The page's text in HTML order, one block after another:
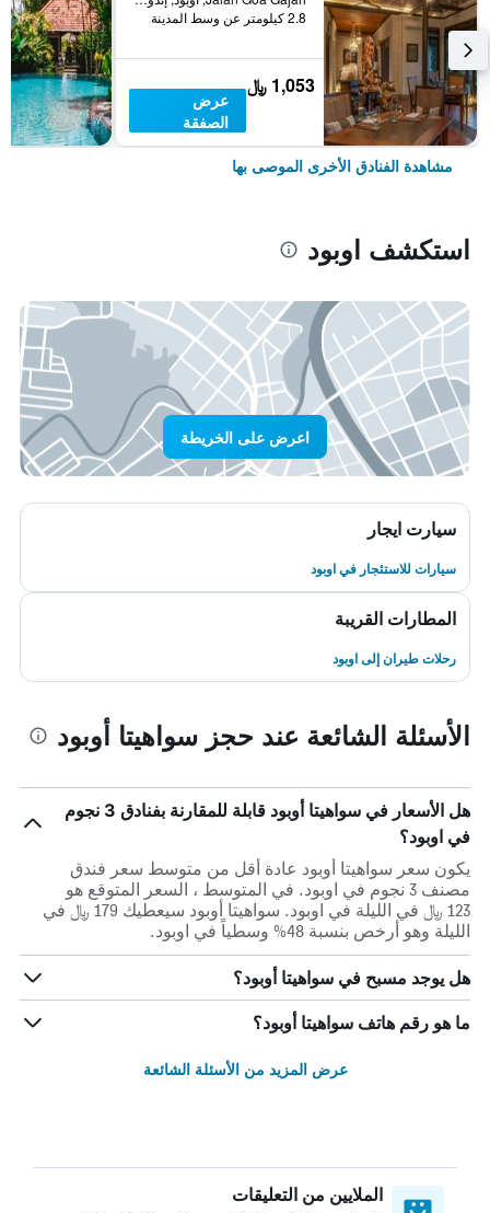
2.8 كيلومتر عن وسط المدينة
1,053 ﷼
عرض
الصفقة
مشاهدة الفنادق الأخرى الموصى بها
استكشف اوبود
اعرض على الخريطة
سيارت ايجار
سيارات للاستئجار في اوبود
المطارات القريبة
رحلات طيران إلى اوبود
الأسئلة الشائعة عند حجز سواهيتا أوبود
هل الأسعار في سواهيتا أوبود قابلة للمقارنة بفنادق 3 نجوم
في اوبود؟
يكون سعر سواهيتا أوبود عادة أقل من متوسط ​​سعر فندق
مصنف 3 نجوم في اوبود. في المتوسط ، السعر المتوقع هو
123 ﷼ في الليلة في اوبود. سواهيتا أوبود سيعطيك 179 ﷼ في
الليلة وهو أرخص بنسبة 48% وسطياً في اوبود.
هل يوجد مسبح في سواهيتا أوبود؟
ما هو رقم هاتف سواهيتا أوبود؟
عرض المزيد من الأسئلة الشائعة
الملايين من التعليقات